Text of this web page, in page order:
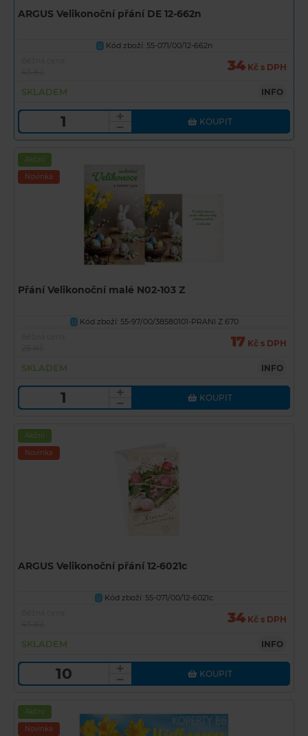
ARGUS Velikonoční přání DE 12-662n
U Kód zboží: 55-071/00/12-662n
34 Kč s DPH
SKLADEM INFO
KOUPIT
Akční
Novinka
Přání Velikonoční malé N02-103 Z
U Kód zboží: 55-97/00/38580101-PRANI Z 670
17 Kč s DPH
SKLADEM INFO
KOUPIT
Akční
Novinka
ARGUS Velikonoční přání 12-6021c
U
Kód zboží: 55-071/00/12-6021c
34 Kč s DPH
SKLADEM INFO
KOUPIT
Akční
Novinka